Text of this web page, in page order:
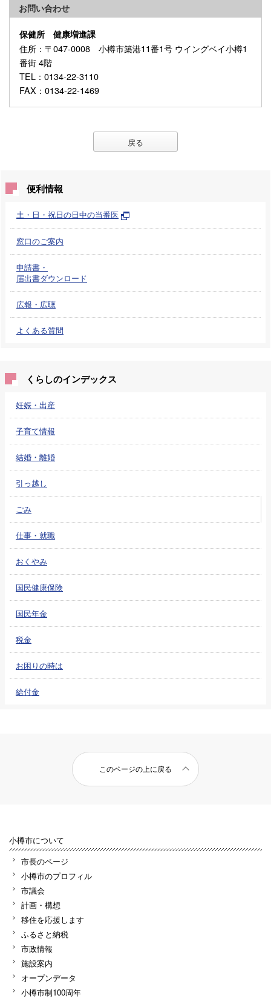
お問い合わせ
保健所 健康増進課
住所 ：〒047-0008 小樽市築港11番1号 ウイングベイ小樽1
番街 4階
TEL ：0134-22-3110
FAX ：0134-22-1469
戻る
便利情報
土・日・祝日の日中の当番医
窓口のご案内
申請書・
届出書ダウンロード
広報・広聴
よくある質問
くらしのインデックス
妊娠・出産
子育て情報
結婚・離婚
引っ越し
ごみ
仕事・就職
おくやみ
国民健康保険
国民年金
税金
お困りの時は
給付金
このページの上に戻る
小樽市について
市長のページ
小樽市のプロフィル
市議会
計画・構想
移住を応援します
ふるさと納税
市政情報
施設案内
オープンデータ
小樽市制100周年